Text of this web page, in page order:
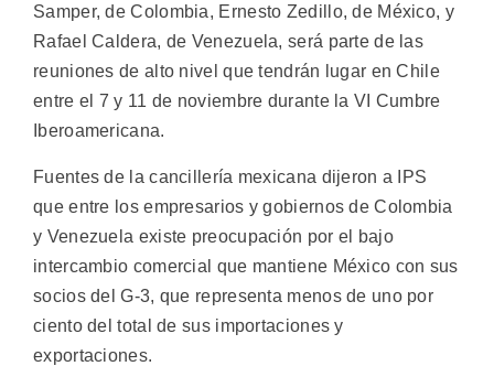
Samper, de Colombia, Ernesto Zedillo, de México, y
Rafael Caldera, de Venezuela, será parte de las
reuniones de alto nivel que tendrán lugar en Chile
entre el 7 y 11 de noviembre durante la VI Cumbre
Iberoamericana.
Fuentes de la cancillería mexicana dijeron a IPS
que entre los empresarios y gobiernos de Colombia
y Venezuela existe preocupación por el bajo
intercambio comercial que mantiene México con sus
socios del G-3, que representa menos de uno por
ciento del total de sus importaciones y
exportaciones.